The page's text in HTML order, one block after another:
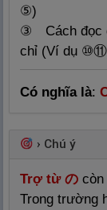
⑤)
③ Cách đọc
chỉ (Ví dụ
Có nghĩa là:
› Chú ý
Trợ từ のcòn
Trong trường